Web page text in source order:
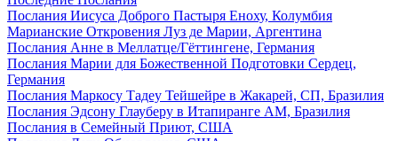
Послания Иисуса Доброго Пастыря Еноху, Колумбия
Марианские Откровения Луз де Марии, Аргентина
Послания Анне в Меллатце/Гёттингене, Германия
Послания Марии для Божественной Подготовки Сердец,
Германия
Послания Маркосу Тадеу Тейшейре в Жакарей, СП, Бразилия
Послания Эдсону Глауберу в Итапиранге AM, Бразилия
Послания в Семейный Приют, США